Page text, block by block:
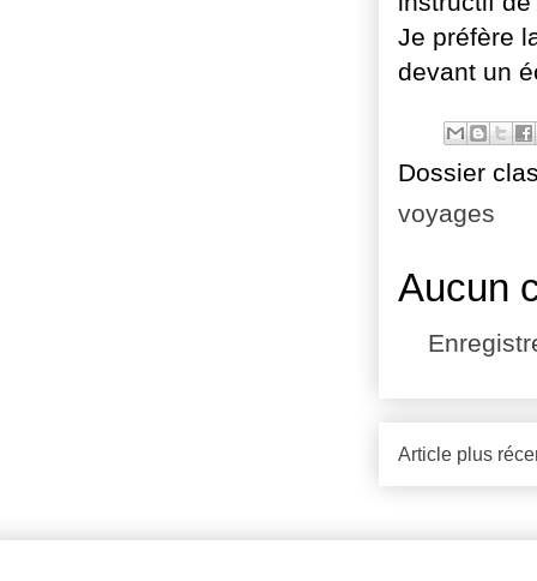
Je préfère
devant un
Dossier
voyages
Aucun
Article plus